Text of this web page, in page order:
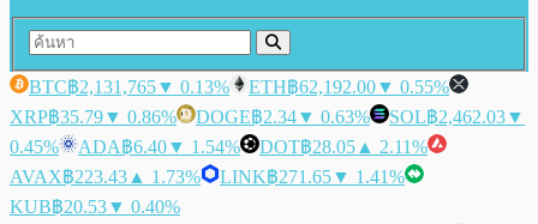
BTC฿2,131,765▼ 0.13% ETH฿62,192.00▼ 0.55%
XRP฿35.79▼ 0.86% DOGE฿2.34▼ 0.63% SOL฿2,462.03▼
0.45%
ADA฿6.40▼ 1.54% DOT฿28.05 ▲ 2.11%
AVAX฿223.43 ▲ 1.73% LINK฿271.65▼ 1.41%
KUB฿20.53▼ 0.40%